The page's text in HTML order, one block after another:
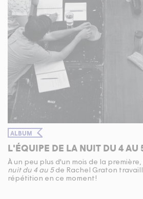
ALBUM
L'ÉQUIPE DE LA NUIT DU 4 AU
À un peu plus d'un mois de la
nuit du 4 au 5 de Rachel Graton
répétition en ce moment!